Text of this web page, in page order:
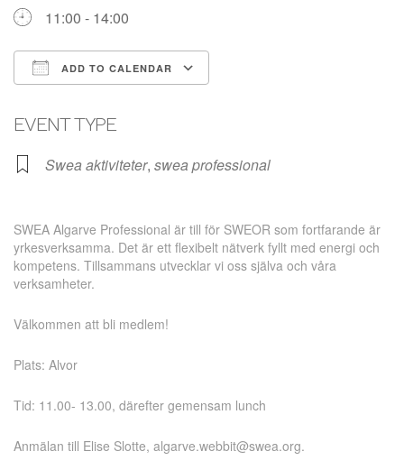
11:00 - 14:00
ADD TO CALENDAR
EVENT TYPE
Swea aktiviteter, swea professional
SWEA Algarve Professional är till för SWEOR som fortfarande är
yrkesverksamma. Det är ett flexibelt nätverk fyllt med energi och
kompetens. Tillsammans utvecklar vi oss själva och våra
verksamheter.
Välkommen att bli medlem!
Plats: Alvor
Tid: 11.00- 13.00, därefter gemensam lunch
Anmälan till Elise Slotte, algarve.webbit@swea.org.